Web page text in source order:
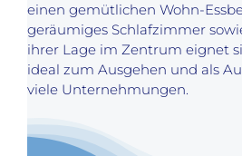
einen gemütlichen Wohn-
geräumiges Schlafzimmer
ihrer Lage im Zentrum eignet
ideal zum Ausgehen und als
viele Unternehmungen.